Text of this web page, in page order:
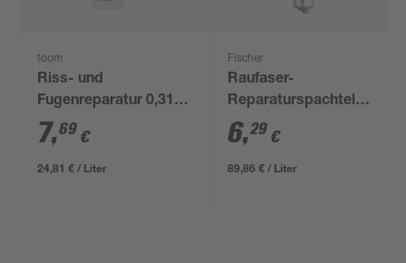
toom
Riss- und
Fugenreparatur 0,31
kg
7,69 €
24,81 € / Liter
Fischer
Raufaser-
Reparaturspachtel
'Ganz ohne Werkzeug'
70 ml
6,29 €
89,86 € / Liter